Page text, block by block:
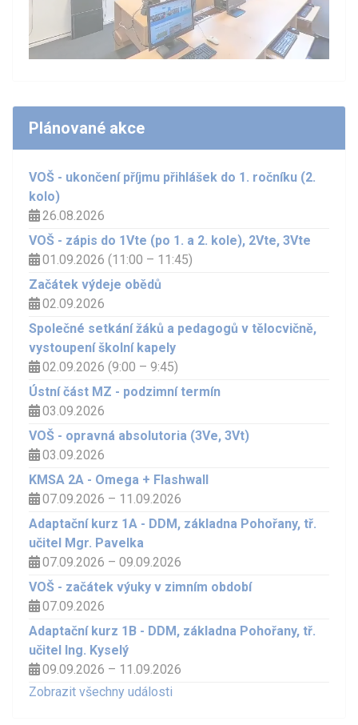
Plánované akce
VOŠ - ukončení příjmu přihlášek do 1. ročníku (2.
kolo)
26.08.2026
VOŠ - zápis do 1Vte (po 1. a 2. kole), 2Vte, 3Vte
01.09.2026 (11:00 – 11:45)
Začátek výdeje obědů
02.09.2026
Společné setkání žáků a pedagogů v tělocvičně,
vystoupení školní kapely
02.09.2026 (9:00 – 9:45)
Ústní část MZ - podzimní termín
03.09.2026
VOŠ - opravná absolutoria (3Ve, 3Vt)
03.09.2026
KMSA 2A - Omega + Flashwall
07.09.2026 – 11.09.2026
Adaptační kurz 1A - DDM, základna Pohořany, tř.
učitel Mgr. Pavelka
07.09.2026 – 09.09.2026
VOŠ - začátek výuky v zimním období
07.09.2026
Adaptační kurz 1B - DDM, základna Pohořany, tř.
učitel Ing. Kyselý
09.09.2026 – 11.09.2026
Zobrazit všechny události